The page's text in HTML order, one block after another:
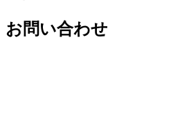
お問い合わせ